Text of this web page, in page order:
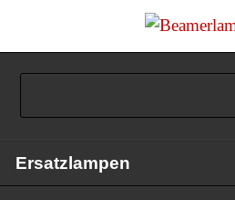
überspringen
Ersatzlampen